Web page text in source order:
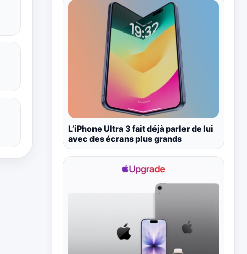
L’iPhone Ultra 3 fait déjà parler de lui
avec des écrans plus grands